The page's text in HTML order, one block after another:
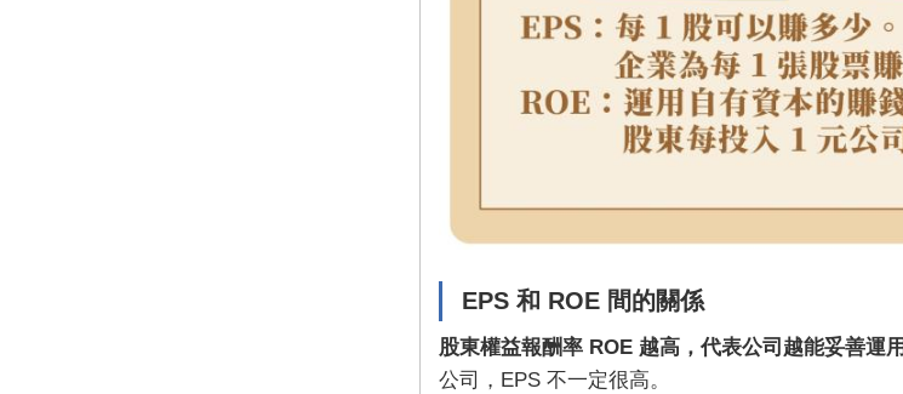
EPS 和 ROE 間的關係
股東權益報酬率 ROE 越高，代表公司越能妥善運
公司，EPS 不一定很高。